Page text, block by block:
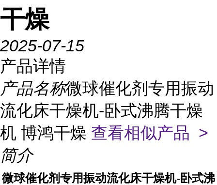
干燥
2025-07-15
产品详情
产品名称微球催化剂专用振动
流化床干燥机-卧式沸腾干燥
机 博鸿干燥 查看相似产品 >
简介
微球催化剂专用振动流化床干燥机-卧式沸